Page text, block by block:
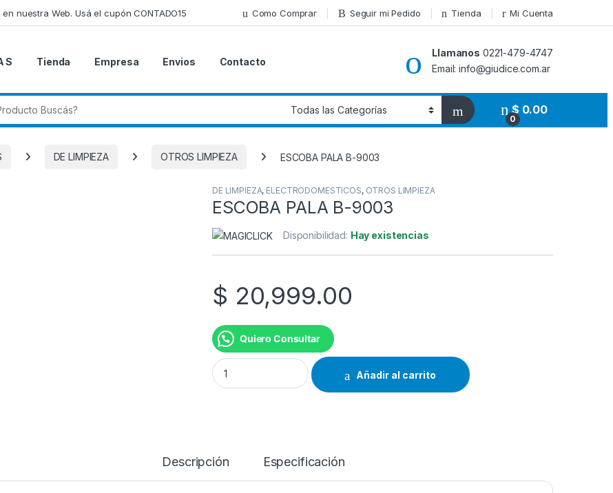
nuestra Web. Usá el cupón CONTADO15 Como Comprar Seguir mi Pedido Tienda Mi Cuenta
S Tienda Empresa Envios Contacto
Llamanos 0221-479-4747
Email: info@giudice.com.ar
0
$ 0.00
DE LIMPIEZA OTROS LIMPIEZA ESCOBA PALA B-9003
DE LIMPIEZA, ELECTRODOMESTICOS, OTROS LIMPIEZA
ESCOBA PALA B-9003
Disponibilidad: Hay existencias
$ 20,999.00
Quiero Consultar
ESCOBA PALA B-9003 cantidad
Añadir al carrito
Descripción Especificación